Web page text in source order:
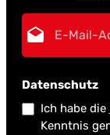
Datenschutz
Ich habe die
Kenntnis